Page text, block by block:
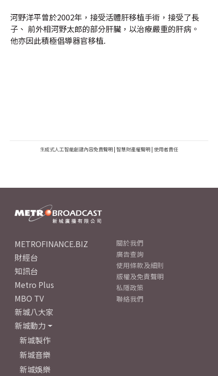
河野洋平曾於2002年，接受活體肝移植手術，接受了長
子、 前外相河野太郎的部分肝臟，以治療嚴重的肝病。
他亦因此積極倡導器官移植.
生成式人工智能創建內容免責聲明 | 智慧財產權聲明 | 使用者責任
METROFINANCE.BIZ
財經台
知訊台
Metro Plus
MBO TV
新城八大家
新城動力
新城製作
新城音樂
新城娛樂
關於我們
廣告查詢
使用條款及細則
版權及免責聲明
私隱政策
聯絡我們